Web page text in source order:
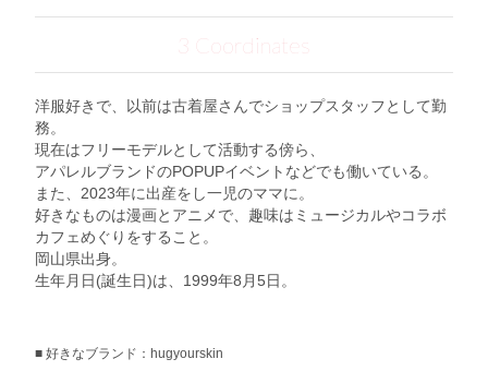
3 Coordinates
洋服好きで、以前は古着屋さんでショップスタッフとして勤
務。
現在はフリーモデルとして活動する傍ら、
アパレルブランドのPOPUPイベントなどでも働いている。
また、2023年に出産をし一児のママに。
好きなものは漫画とアニメで、趣味はミュージカルやコラボ
カフェめぐりをすること。
岡山県出身。
生年月日(誕生日)は、1999年8月5日。
好きなブランド：hugyourskin